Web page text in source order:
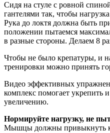
Сидя на стуле с ровной
гантелями так, чтобы
Рука до локтя должна быть
положении пытаемся
в разные стороны. Делаем 8
Чтобы не было крепатуры, и
тренировки можно принять
Видео эффективных
комплекс помогает укрепить
увеличению.
Нормируйте нагрузку, не
Мышцы должны привыкнуть